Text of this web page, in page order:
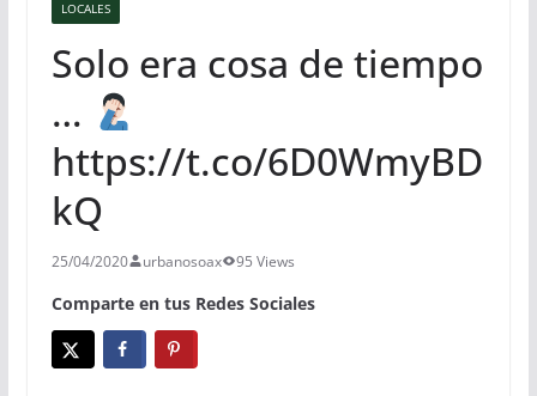
LOCALES
Solo era cosa de tiempo
…
https://t.co/6D0WmyBD
kQ
25/04/2020 urbanosoax 95 Views
Comparte en tus Redes Sociales